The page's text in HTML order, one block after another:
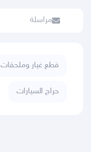
مراسلة
قطع غيار وملحقات
حراج السيارات